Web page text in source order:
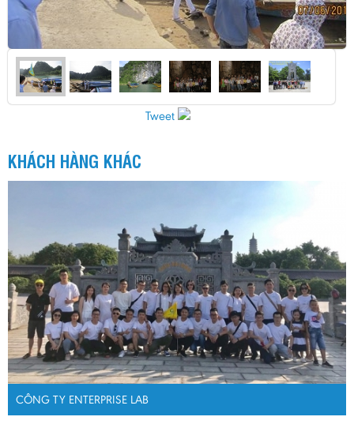
Tweet
KHÁCH HÀNG KHÁC
CÔNG TY ENTERPRISE LAB